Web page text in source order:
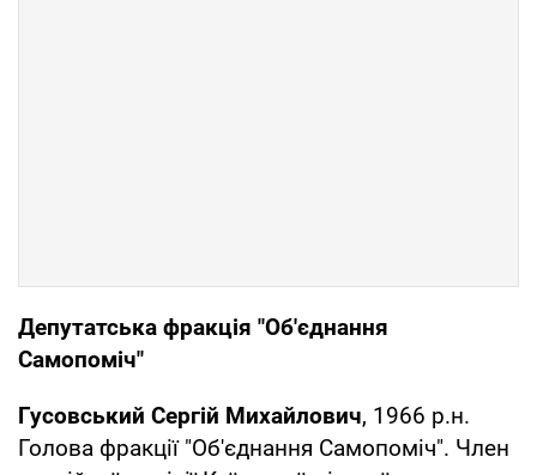
Депутатська фракція "Об'єднання
Самопоміч"
Гусовський Сергій Михайлович, 1966 р.н.
Голова фракції "Об'єднання Самопоміч". Член